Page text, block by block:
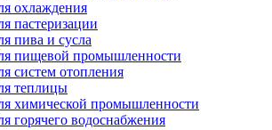
охлаждения
пастеризации
пива и сусла
пищевой промышленности
систем отопления
теплицы
химической промышленности
горячего водоснабжения